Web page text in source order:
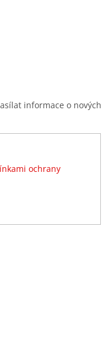
informace o nových
ochrany